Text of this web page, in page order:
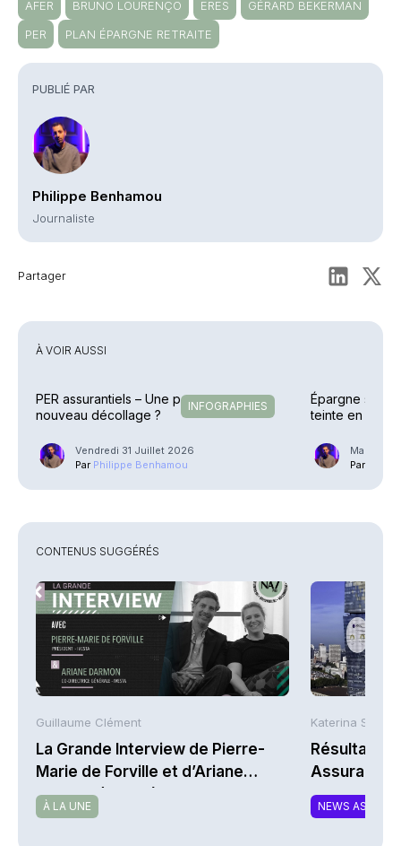
PUBLIÉ PAR
Philippe Benhamou
Journaliste
Partager
AFER BRUNO LOURENÇO ERES
GÉRARD BEKERMAN
PER
PLAN ÉPARGNE RETRAITE
À VOIR AUSSI
INFOGRAPHIES
PER assurantiels – Une pause avant un
nouveau décollage ?
Vendredi 31 Juillet 2026
Par Philippe Benhamou
Épargne
teinte en 2025
Mardi 21
Par
CONTENUS SUGGÉRÉS
Guillaume Clément
La Grande Interview de Pierre-
Marie de Forville et d’Ariane
Darmon (Ivesta)
À LA UNE
Katerina
Résultats
NEWS